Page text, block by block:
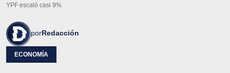
YPF escaló casi 9%
porRedacción
ECONOMÍA